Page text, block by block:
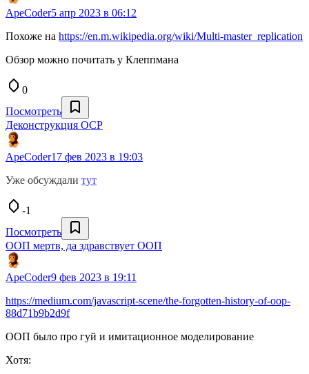
ApeCoder5 апр 2023 в 06:12
Похоже на https://en.m.wikipedia.org/wiki/Multi-master_replication
Обзор можно почитать у Клеппмана
0
Посмотреть
Деконструкция OCP
ApeCoder17 фев 2023 в 19:03
Уже обсуждали тут
-1
Посмотреть
ООП мертв, да здравствует ООП
ApeCoder9 фев 2023 в 19:11
https://medium.com/javascript-scene/the-forgotten-history-of-oop-
88d71b9b2d9f
ООП было про гуй и имитационное моделирование
Хотя: